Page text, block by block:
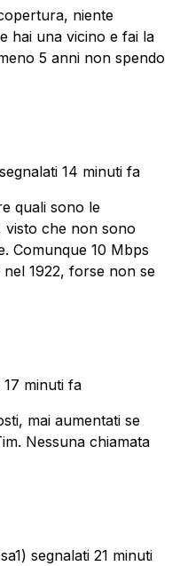
niente
hai una vicino e fai la
5 anni non spendo
14 minuti fa
quali sono le
visto che non sono
Comunque 10 Mbps
1922, forse non se
17 minuti fa
mai aumentati se
Nessuna chiamata
segnalati 21 minuti